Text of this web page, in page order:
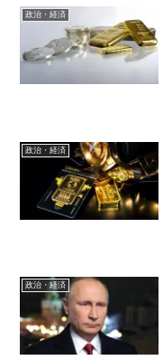
政治・経済
政治・経済
政治・経済